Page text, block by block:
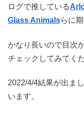
ログで推している
Glass Animalsらに
かなり長いので目次
チェックしてみてく
2022/4/4結果が出ま
います。